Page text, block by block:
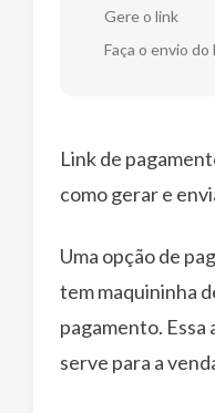
Gere o link
Faça o envio do
Link de
como gerar e
Uma opção de
tem maquininha
pagamento.
serve para a